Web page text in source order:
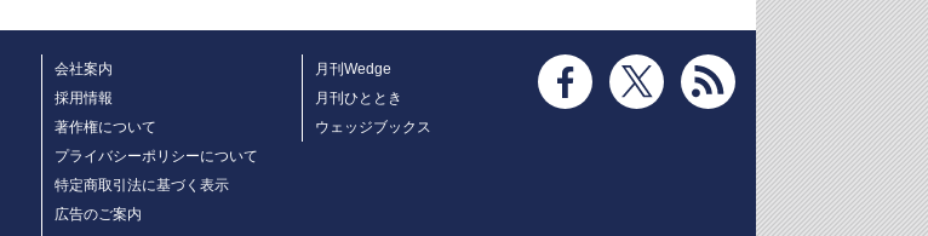
会社案内
採用情報
著作権について
プライバシーポリシーについて
特定商取引法に基づく表示
広告のご案内
月刊Wedge
月刊ひととき
ウェッジブックス